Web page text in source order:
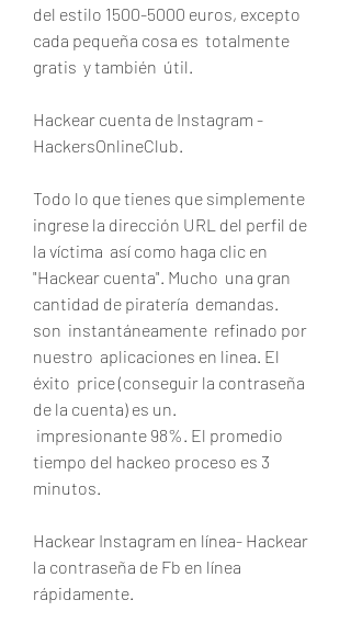
del estilo 1500-5000 euros, excepto
cada pequeña cosa es  totalmente
gratis  y también  útil.
Hackear cuenta de Instagram -
HackersOnlineClub.
Todo lo que tienes que simplemente
ingrese la dirección URL del perfil de
la víctima  así como haga clic en
"Hackear cuenta". Mucho  una gran
cantidad de piratería  demandas.
son  instantáneamente  refinado por
nuestro  aplicaciones en linea. El
éxito  price (conseguir la contraseña
de la cuenta) es un.
tiempo del hackeo proceso es 3
minutos.
Hackear Instagram en línea- Hackear
la contraseña de Fb en línea
rápidamente.